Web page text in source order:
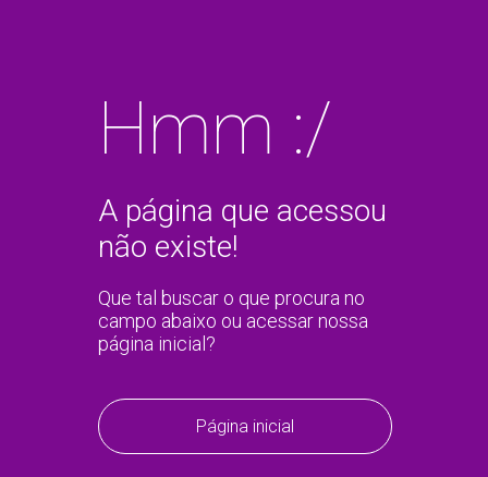
Hmm :/
A página que acessou
não existe!
Que tal buscar o que procura no
campo abaixo ou acessar nossa
página inicial?
Página inicial